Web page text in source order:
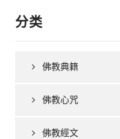
分类
佛教典籍
佛教心咒
佛教經文